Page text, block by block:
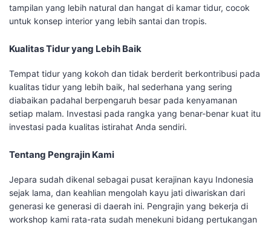
tampilan yang lebih natural dan hangat di kamar tidur, cocok
untuk konsep interior yang lebih santai dan tropis.
Kualitas Tidur yang Lebih Baik
Tempat tidur yang kokoh dan tidak berderit berkontribusi pada
kualitas tidur yang lebih baik, hal sederhana yang sering
diabaikan padahal berpengaruh besar pada kenyamanan
setiap malam. Investasi pada rangka yang benar-benar kuat itu
investasi pada kualitas istirahat Anda sendiri.
Tentang Pengrajin Kami
Jepara sudah dikenal sebagai pusat kerajinan kayu Indonesia
sejak lama, dan keahlian mengolah kayu jati diwariskan dari
generasi ke generasi di daerah ini. Pengrajin yang bekerja di
workshop kami rata-rata sudah menekuni bidang pertukangan